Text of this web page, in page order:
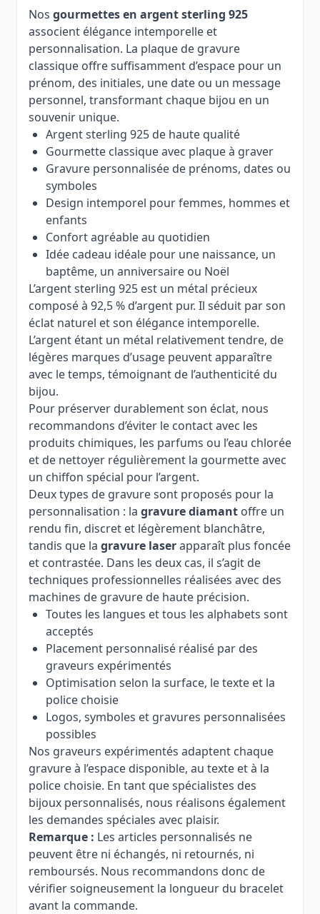
Nos gourmettes en argent sterling 925
associent élégance intemporelle et
personnalisation. La plaque de gravure
classique offre suffisamment d’espace pour un
prénom, des initiales, une date ou un message
personnel, transformant chaque bijou en un
souvenir unique.
Argent sterling 925 de haute qualité
Gourmette classique avec plaque à graver
Gravure personnalisée de prénoms, dates ou
symboles
Design intemporel pour femmes, hommes et
enfants
Confort agréable au quotidien
Idée cadeau idéale pour une naissance, un
baptême, un anniversaire ou Noël
L’argent sterling 925 est un métal précieux
composé à 92,5 % d’argent pur. Il séduit par son
éclat naturel et son élégance intemporelle.
L’argent étant un métal relativement tendre, de
légères marques d’usage peuvent apparaître
avec le temps, témoignant de l’authenticité du
bijou.
Pour préserver durablement son éclat, nous
recommandons d’éviter le contact avec les
produits chimiques, les parfums ou l’eau chlorée
et de nettoyer régulièrement la gourmette avec
un chiffon spécial pour l’argent.
Deux types de gravure sont proposés pour la
personnalisation : la gravure diamant offre un
rendu fin, discret et légèrement blanchâtre,
tandis que la gravure laserapparaît plus foncée
et contrastée. Dans les deux cas, il s’agit de
techniques professionnelles réalisées avec des
machines de gravure de haute précision.
Toutes les langues et tous les alphabets sont
acceptés
Placement personnalisé réalisé par des
graveurs expérimentés
Optimisation selon la surface, le texte et la
police choisie
Logos, symboles et gravures personnalisées
possibles
Nos graveurs expérimentés adaptent chaque
gravure à l’espace disponible, au texte et à la
police choisie. En tant que spécialistes des
bijoux personnalisés, nous réalisons également
les demandes spéciales avec plaisir.
Remarque : Les articles personnalisés ne
peuvent être ni échangés, ni retournés, ni
remboursés. Nous recommandons donc de
vérifier soigneusement la longueur du bracelet
avant la commande.